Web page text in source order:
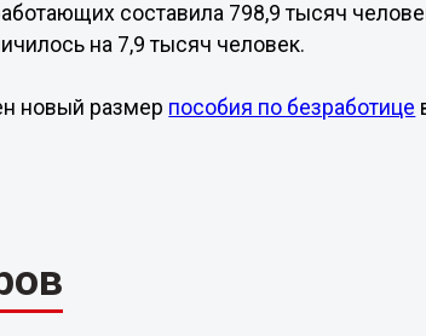
составила 798,9 тысяч
на 7,9 тысяч человек.
новый размер пособия по безработице